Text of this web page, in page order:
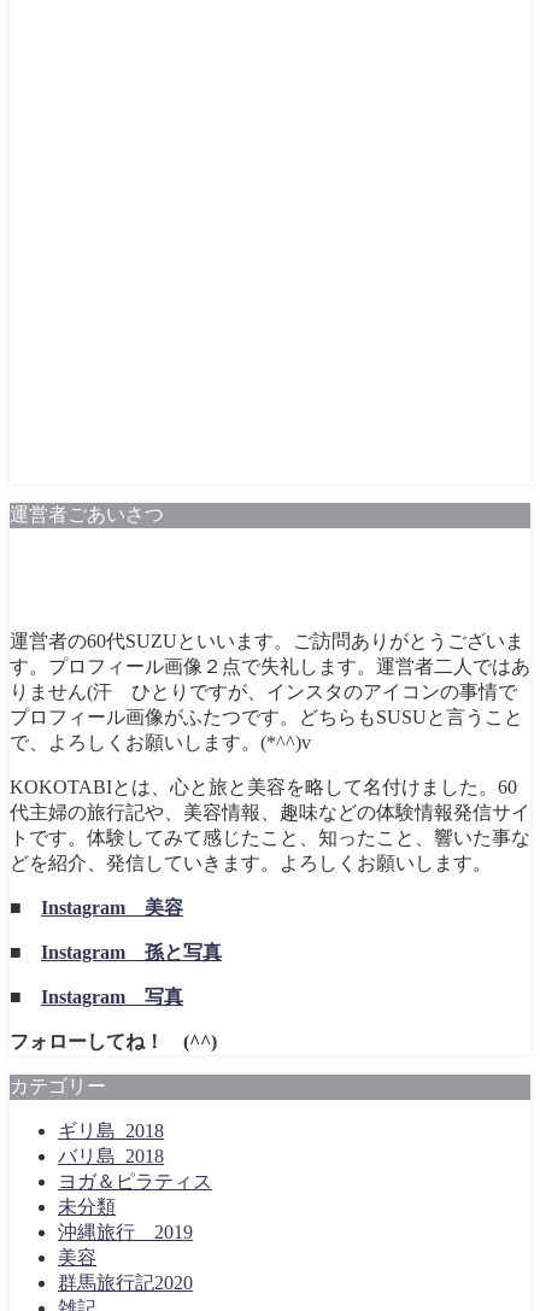
運営者ごあいさつ
運営者の60代SUZUといいます。ご訪問ありがとうございま
す。プロフィール画像２点で失礼します。運営者二人ではあ
りません(汗 ひとりですが、インスタのアイコンの事情で
プロフィール画像がふたつです。どちらもSUSUと言うこと
で、よろしくお願いします。(*^^)v
KOKOTABIとは、心と旅と美容を略して名付けました。60
代主婦の旅行記や、美容情報、趣味などの体験情報発信サイ
トです。体験してみて感じたこと、知ったこと、響いた事な
どを紹介、発信していきます。よろしくお願いします。
■ Instagram 美容
■ Instagram 孫と写真
■ Instagram 写真
フォローしてね！ (^^)
カテゴリー
ギリ島_2018
バリ島_2018
ヨガ＆ピラティス
未分類
沖縄旅行＿2019
美容
群馬旅行記2020